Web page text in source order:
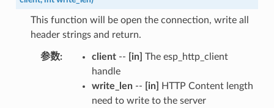
This function will be open the connection, write all
header strings and return.
参数 client-- [in] The esp_http_client
handle
write_len-- [in]
HTTP Content length
need to write to the server